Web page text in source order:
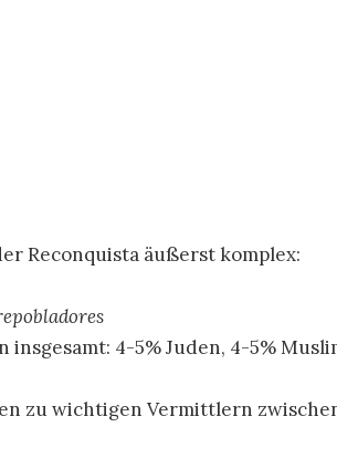
Reconquista äußerst komplex:
4-5% Juden, 4-5%
zu wichtigen Vermittlern